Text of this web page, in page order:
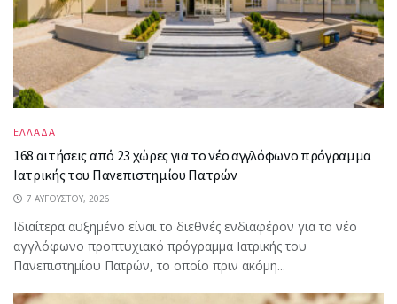
ΕΛΛΑΔΑ
168 αιτήσεις από 23 χώρες για το νέο αγγλόφωνο πρόγραμμα
Ιατρικής του Πανεπιστημίου Πατρών
7 ΑΥΓΟΎΣΤΟΥ, 2026
Ιδιαίτερα αυξημένο είναι το διεθνές ενδιαφέρον για το νέο
αγγλόφωνο προπτυχιακό πρόγραμμα Ιατρικής του
Πανεπιστημίου Πατρών, το οποίο πριν ακόμη...